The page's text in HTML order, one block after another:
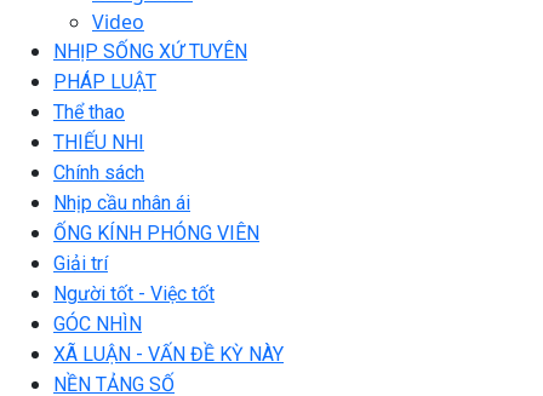
Video
NHỊP SỐNG XỨ TUYÊN
PHÁP LUẬT
Thể thao
THIẾU NHI
Chính sách
Nhịp cầu nhân ái
ỐNG KÍNH PHÓNG VIÊN
Giải trí
Người tốt - Việc tốt
GÓC NHÌN
XÃ LUẬN - VẤN ĐỀ KỲ NÀY
NỀN TẢNG SỐ